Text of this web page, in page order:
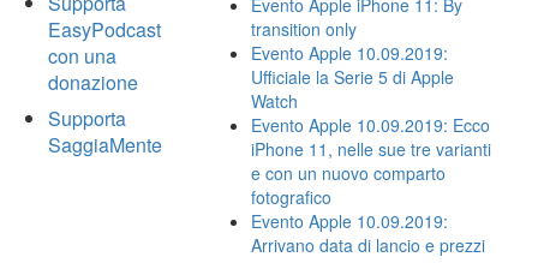
EasyPodcast
con una
donazione
Supporta
SaggiaMente
Evento Apple iPhone 11: By
transition only
Evento Apple 10.09.2019:
Ufficiale la Serie 5 di Apple
Watch
Evento Apple 10.09.2019: Ecco
iPhone 11, nelle sue tre varianti
e con un nuovo comparto
fotografico
Evento Apple 10.09.2019:
Arrivano data di lancio e prezzi